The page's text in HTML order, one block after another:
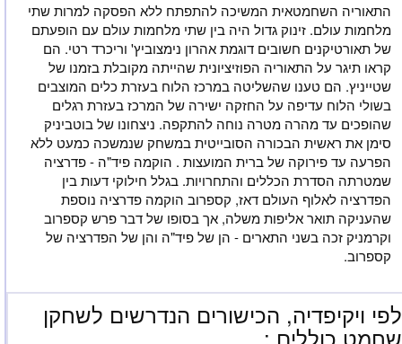
התאוריה השחמטאית המשיכה להתפתח ללא הפסקה למרות שתי
מלחמות עולם. זינוק גדול היה בין שתי מלחמות עולם עם הופעתם
של תאורטיקנים חשובים דוגמת אהרון נימצוביץ' וריכרד רטי. הם
קראו תיגר על התאוריה הפוזיציונית שהייתה מקובלת בזמנו של
שטייניץ. הם טענו שהשליטה במרכז הלוח בעזרת כלים המוצבים
בשולי הלוח עדיפה על החזקה ישירה של המרכז בעזרת רגלים
שהופכים עד מהרה מטרה נוחה להתקפה. ניצחונו של בוטביניק
סימן את ראשית הבכורה הסובייטית במשחק שנמשכה כמעט ללא
הפרעה עד פירוקה של ברית המועצות . הוקמה פיד"ה - פדרציה
שמטרתה הסדרת הכללים והתחרויות. בגלל חילוקי דעות בין
הפדרציה לאלוף העולם דאז, קספרוב הוקמה פדרציה נוספת
שהעניקה תואר אליפות משלה, אך בסופו של דבר פרש קספרוב
וקרמניק זכה בשני התארים - הן של פיד"ה והן של הפדרציה של
קספרוב.
לפי ויקיפדיה, הכישורים הנדרשים לשחקן
שחמט כוללים :